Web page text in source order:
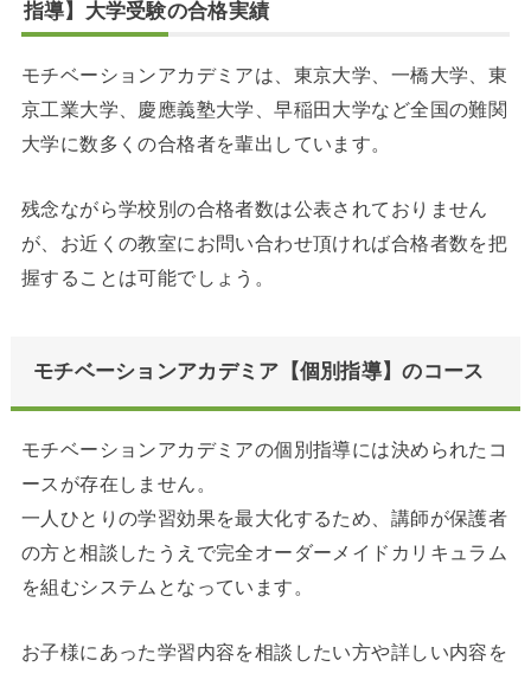
指導】大学受験の合格実績
モチベーションアカデミアは、東京大学、一橋大学、東
京工業大学、慶應義塾大学、早稲田大学など全国の難関
大学に数多くの合格者を輩出しています。
残念ながら学校別の合格者数は公表されておりません
が、お近くの教室にお問い合わせ頂ければ合格者数を把
握することは可能でしょう。
モチベーションアカデミア【個別指導】のコース
モチベーションアカデミアの個別指導には決められたコ
ースが存在しません。
一人ひとりの学習効果を最大化するため、講師が保護者
の方と相談したうえで完全オーダーメイドカリキュラム
を組むシステムとなっています。
お子様にあった学習内容を相談したい方や詳しい内容を